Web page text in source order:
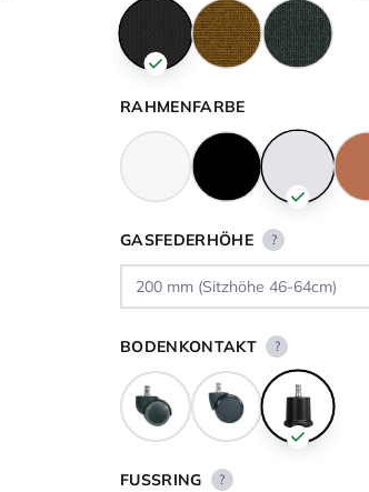
RAHMENFARBE
GASFEDERHÖHE ?
BODENKONTAKT ?
FUSSRING ?